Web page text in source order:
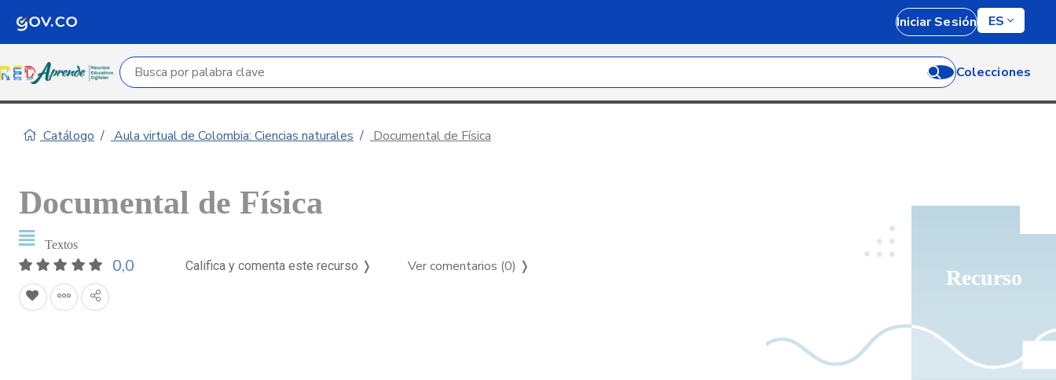
Iniciar Sesión ES
Campo de búsqueda por palabra clave Colecciones
Catálogo Aula virtual de Colombia: Ciencias naturales Documental de Física
Recurso
Documental de Física
Textos
0,0 Califica y comenta este recurso ❭ Ver comentarios (0) ❭